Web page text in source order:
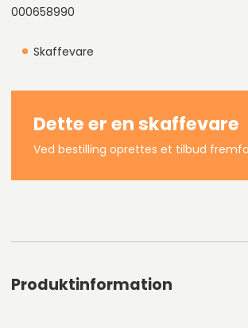
000658990
Skaffevare
Dette er en skaffevare
Ved bestilling oprettes et tilbud
Produktinformation